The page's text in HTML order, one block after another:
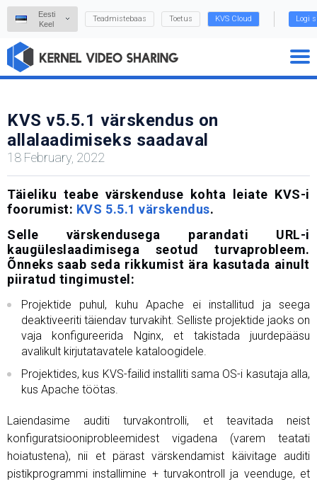
Eesti
Keel
Teadmistebaas Toetus KVS Cloud Logi
KVS v5.5.1 värskendus on
allalaadimiseks saadaval
18 February, 2022
Täieliku teabe värskenduse kohta leiate KVS-i
foorumist: KVS 5.5.1 värskendus.
Selle värskendusega parandati URL-i
kaugüleslaadimisega seotud turvaprobleem.
Õnneks saab seda rikkumist ära kasutada ainult
piiratud tingimustel:
Projektide puhul, kuhu Apache ei installitud ja seega
deaktiveeriti täiendav turvakiht. Selliste projektide jaoks on
vaja konfigureerida Nginx, et takistada juurdepääsu
avalikult kirjutatavatele kataloogidele.
Projektides, kus KVS-failid installiti sama OS-i kasutaja alla,
kus Apache töötas.
Laiendasime auditi turvakontrolli, et teavitada neist
konfiguratsiooniprobleemidest vigadena (varem teatati
hoiatustena), nii et pärast värskendamist käivitage auditi
pistikprogrammi installimine + turvakontroll ja veenduge, et